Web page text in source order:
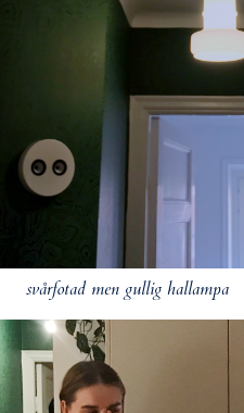
svårfotad men gullig hallampa